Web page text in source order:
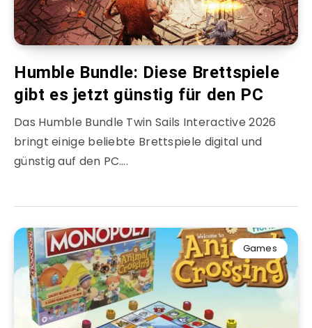
Humble Bundle: Diese Brettspiele
gibt es jetzt günstig für den PC
Das Humble Bundle Twin Sails Interactive 2026
bringt einige beliebte Brettspiele digital und
günstig auf den PC….
Games